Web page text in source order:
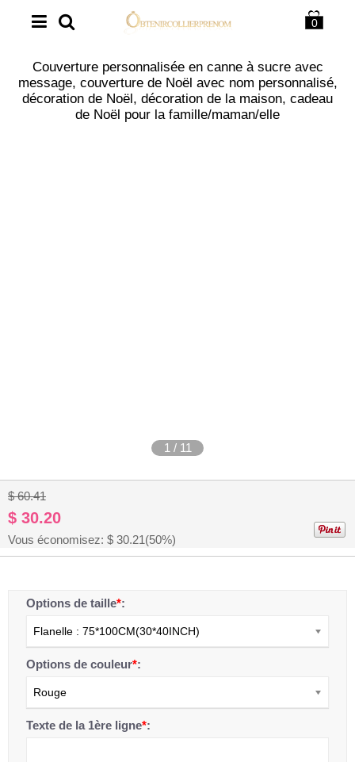
0
Couverture personnalisée en canne à sucre avec
message, couverture de Noël avec nom personnalisé,
décoration de Noël, décoration de la maison, cadeau
de Noël pour la famille/maman/elle
1 / 11
$ 60.41
$ 30.20
Vous économisez: $ 30.21(50%)
Options de taille*:
Flanelle : 75*100CM(30*40INCH)
Options de couleur*:
Rouge
Texte de la 1ère ligne*: